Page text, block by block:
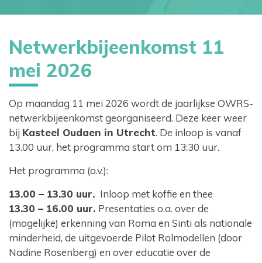
Netwerkbijeenkomst 11
mei 2026
Op maandag 11 mei 2026 wordt de jaarlijkse OWRS-
netwerkbijeenkomst georganiseerd. Deze keer weer
bij Kasteel Oudaen in Utrecht. De inloop is vanaf
13.00 uur, het programma start om 13:30 uur.
Het programma (o.v.):
13.00 – 13.30 uur. Inloop met koffie en thee
13.30 – 16.00 uur. Presentaties o.a. over de
(mogelijke) erkenning van Roma en Sinti als nationale
minderheid, de uitgevoerde Pilot Rolmodellen (door
Nadine Rosenberg) en over educatie over de